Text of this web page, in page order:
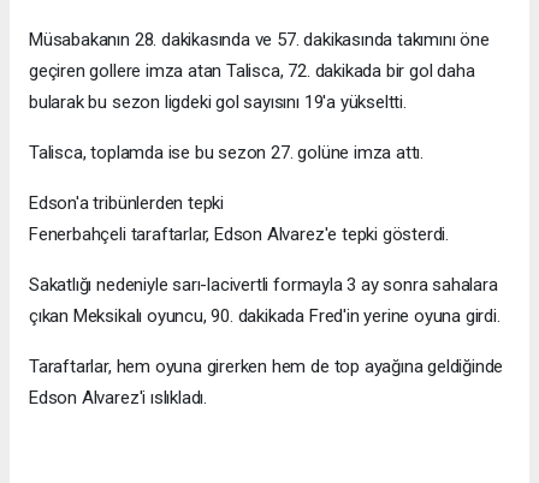
Müsabakanın 28. dakikasında ve 57. dakikasında takımını öne
geçiren gollere imza atan Talisca, 72. dakikada bir gol daha
bularak bu sezon ligdeki gol sayısını 19'a yükseltti.
Talisca, toplamda ise bu sezon 27. golüne imza attı.
Edson'a tribünlerden tepki
Fenerbahçeli taraftarlar, Edson Alvarez'e tepki gösterdi.
Sakatlığı nedeniyle sarı-lacivertli formayla 3 ay sonra sahalara
çıkan Meksikalı oyuncu, 90. dakikada Fred'in yerine oyuna girdi.
Taraftarlar, hem oyuna girerken hem de top ayağına geldiğinde
Edson Alvarez'i ıslıkladı.